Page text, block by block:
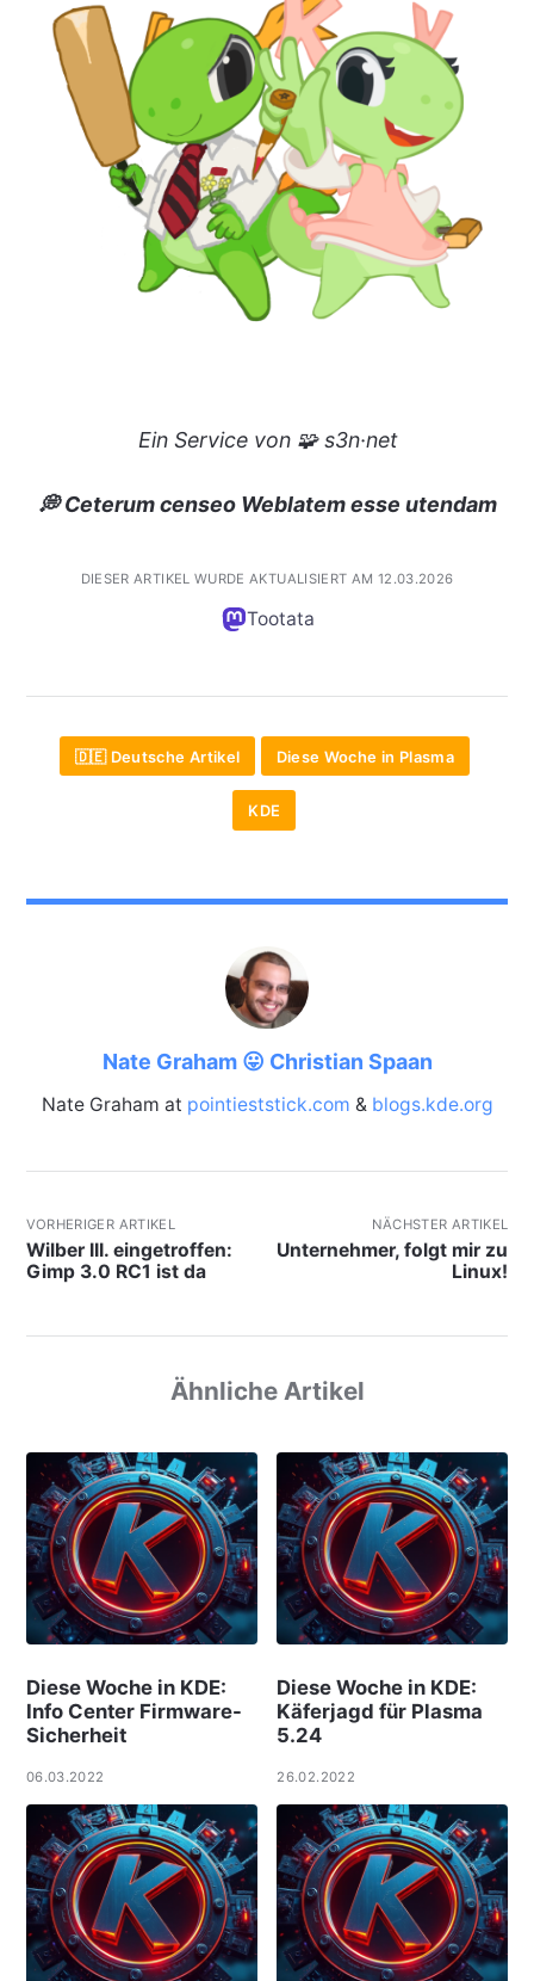
Ein Service von 🧩 s3n·net
💭 Ceterum censeo Weblatem esse utendam
DIESER ARTIKEL WURDE AKTUALISIERT AM 12.03.2026
Tootata
🇩🇪 Deutsche Artikel Diese Woche in Plasma
KDE
Nate Graham 😛 Christian Spaan
Nate Graham at pointieststick.com & blogs.kde.org
VORHERIGER ARTIKEL
Wilber III. eingetroffen:
Gimp 3.0 RC1 ist da
NÄCHSTER ARTIKEL
Unternehmer, folgt mir zu
Linux!
Ähnliche Artikel
Diese Woche in KDE:
Info Center Firmware-
Sicherheit
06.03.2022
Diese Woche in KDE:
Käferjagd für Plasma
5.24
26.02.2022